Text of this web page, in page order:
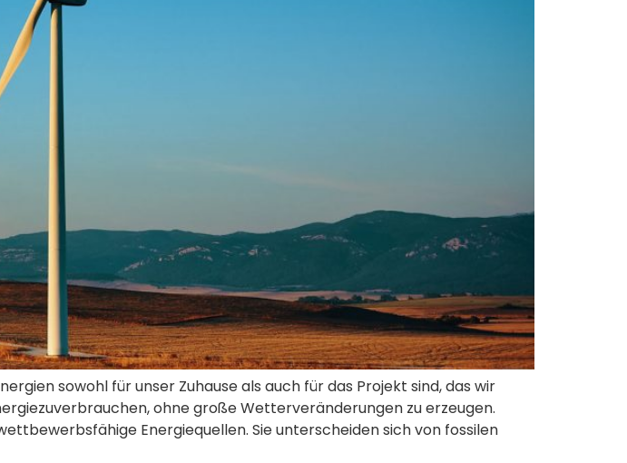
sowohl für unser Zuhause als auch für das Projekt sind, das wir
ohne große Wetterveränderungen zu erzeugen.
Energiequellen. Sie unterscheiden sich von fossilen